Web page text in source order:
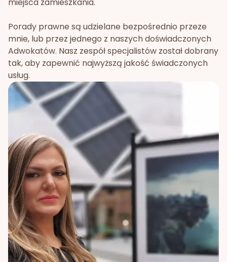
Porady prawne są udzielane bezpośrednio przeze
mnie, lub przez jednego z naszych doświadczonych
Adwokatów. Nasz zespół specjalistów został dobrany
tak, aby zapewnić najwyższą jakość świadczonych
usług.